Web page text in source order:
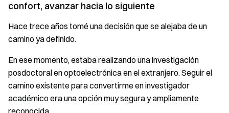
confort, avanzar hacia lo siguiente
Hace trece años tomé una decisión que se alejaba de un
camino ya definido.
En ese momento, estaba realizando una investigación
posdoctoral en optoelectrónica en el extranjero. Seguir el
camino existente para convertirme en investigador
académico era una opción muy segura y ampliamente
reconocida.